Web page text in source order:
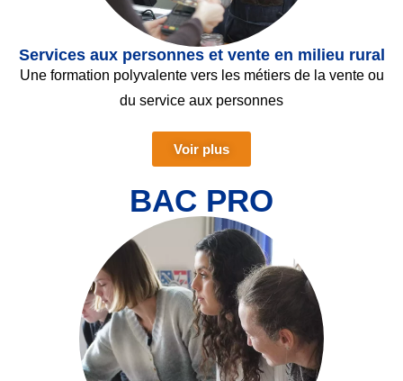
Services aux personnes et vente en milieu rural
Une formation polyvalente vers les métiers de la vente ou
du service aux personnes
Voir plus
BAC PRO